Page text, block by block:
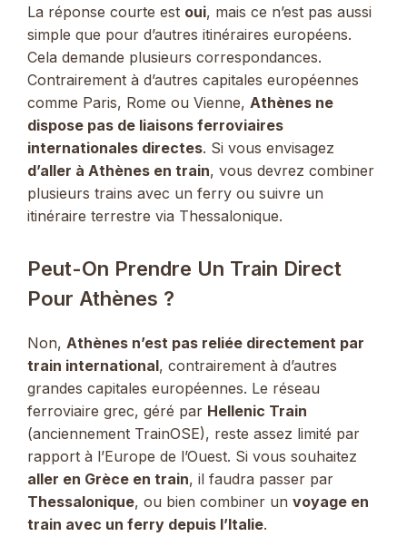
La réponse courte est oui, mais ce n’est pas aussi
simple que pour d’autres itinéraires européens.
Cela demande plusieurs correspondances.
Contrairement à d’autres capitales européennes
comme Paris, Rome ou Vienne, Athènes ne
dispose pas de liaisons ferroviaires
internationales directes. Si vous envisagez
d’aller à Athènes en train, vous devrez combiner
plusieurs trains avec un ferry ou suivre un
itinéraire terrestre via Thessalonique.
Peut-On Prendre Un Train Direct
Pour Athènes ?
Non, Athènes n’est pas reliée directement par
train international, contrairement à d’autres
grandes capitales européennes. Le réseau
ferroviaire grec, géré par Hellenic Train
(anciennement TrainOSE), reste assez limité par
rapport à l’Europe de l’Ouest. Si vous souhaitez
aller en Grèce en train, il faudra passer par
Thessalonique, ou bien combiner un voyage en
train avec un ferry depuis l’Italie.